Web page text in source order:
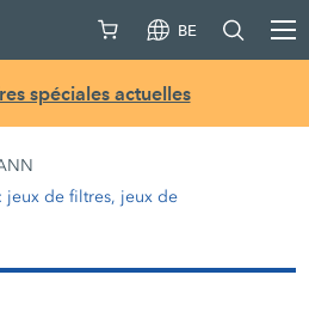
BE
spéciales actuelles
jeux de filtres, jeux de